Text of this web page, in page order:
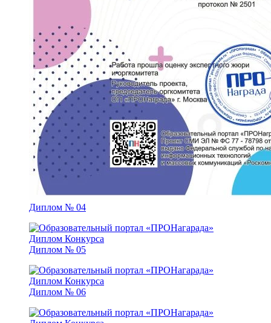
Диплом № 04
Диплом № 05
Диплом № 06